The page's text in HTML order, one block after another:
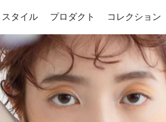
スタイル プロダクト コレクション